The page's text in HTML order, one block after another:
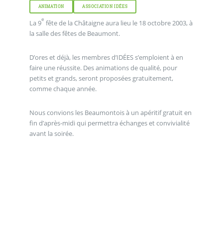
ANIMATION ASSOCIATION IDÉES
La 9e fête de la Châtaigne aura lieu le 18 octobre 2003, à
la salle des fêtes de Beaumont.
D’ores et déjà, les membres d’IDÉES s’emploient à en
faire une réussite. Des animations de qualité, pour
petits et grands, seront proposées gratuitement,
comme chaque année.
Nous convions les Beaumontois à un apéritif gratuit en
fin d’après-midi qui permettra échanges et convivialité
avant la soirée.